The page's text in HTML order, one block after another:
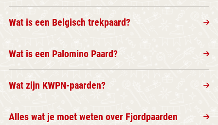
Wat is een Belgisch trekpaard?
Wat is een Palomino Paard?
Wat zijn KWPN-paarden?
Alles wat je moet weten over Fjordpaarden